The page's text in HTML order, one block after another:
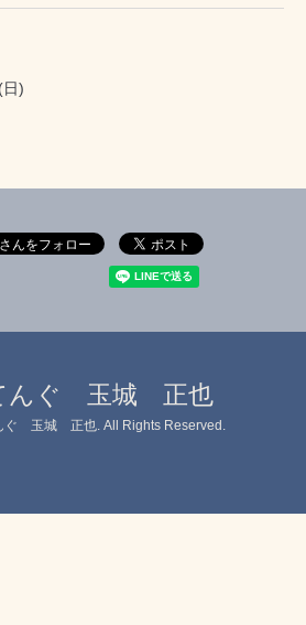
)
んぐ 玉城 正也
ぐ 玉城 正也. All Rights Reserved.